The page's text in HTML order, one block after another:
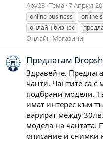
Abv23 Тема 7 Април
online business
online
онлайн бизнес
Онлайн Магазини
Предлагам
Здравейте.
чанти. Чантите са с
подбрани модели.
имат интерес към
варират между
модела на чантата.
описание и снимки